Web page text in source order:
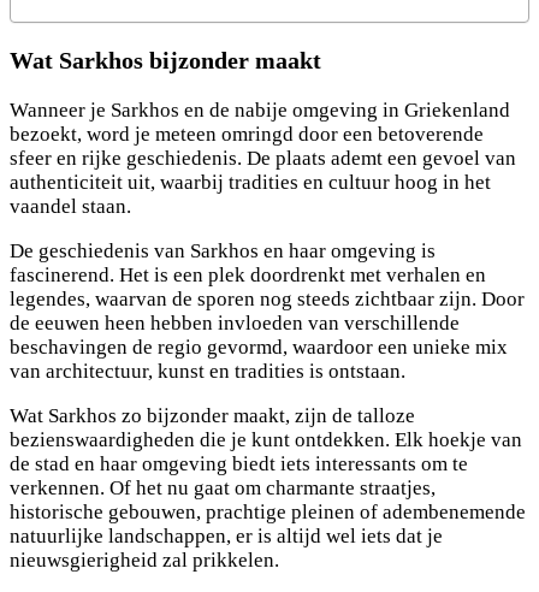
Wat Sarkhos bijzonder maakt
Wanneer je Sarkhos en de nabije omgeving in Griekenland
bezoekt, word je meteen omringd door een betoverende
sfeer en rijke geschiedenis. De plaats ademt een gevoel van
authenticiteit uit, waarbij tradities en cultuur hoog in het
vaandel staan.
De geschiedenis van Sarkhos en haar omgeving is
fascinerend. Het is een plek doordrenkt met verhalen en
legendes, waarvan de sporen nog steeds zichtbaar zijn. Door
de eeuwen heen hebben invloeden van verschillende
beschavingen de regio gevormd, waardoor een unieke mix
van architectuur, kunst en tradities is ontstaan.
Wat Sarkhos zo bijzonder maakt, zijn de talloze
bezienswaardigheden die je kunt ontdekken. Elk hoekje van
de stad en haar omgeving biedt iets interessants om te
verkennen. Of het nu gaat om charmante straatjes,
historische gebouwen, prachtige pleinen of adembenemende
natuurlijke landschappen, er is altijd wel iets dat je
nieuwsgierigheid zal prikkelen.